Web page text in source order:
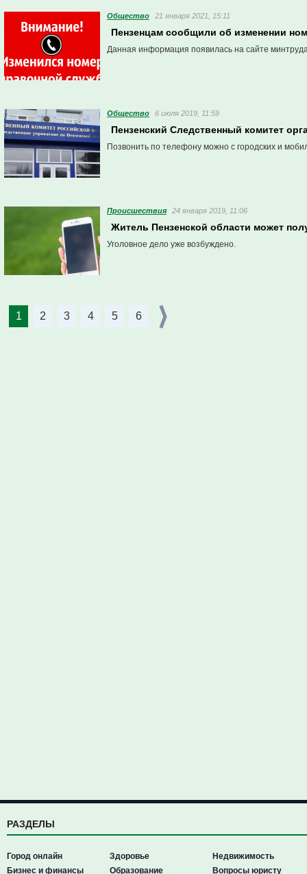
Общество 21 января 2021, 15:11
Пензенцам сообщили об изменении
Данная информация появилась на сайте
Общество 6 июля 2019, 11:59
Пензенский Следственный комитет
Позвонить по телефону можно с городских и
Проиcшествия 24 января 2019, 11:06
Житель Пензенской области может
Уголовное дело уже возбуждено.
1 2 3 4 5 6
РАЗДЕЛЫ
Город онлайн
Бизнес и финансы
Здоровье
Образование
Недвижимость
Вопросы юристу